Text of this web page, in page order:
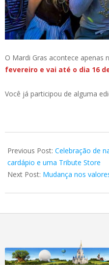
O Mardi Gras acontece apenas
fevereiro e vai até o dia 16
Você já participou de alguma
11-
20
Previous Post: Celebração de
cardápio e uma Tribute Store
Next Post: Mudança nos